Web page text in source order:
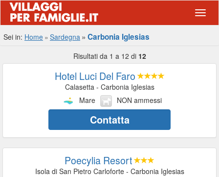
Sei in: Home Sardegna Carbonia Iglesias
Risultati da 1 a 12 di 12
Hotel Luci Del Faro
Calasetta - Carbonia Iglesias
Mare
NON ammessi
Contatta
Poecylia Resort
Isola di San Pietro Carloforte - Carbonia Iglesias